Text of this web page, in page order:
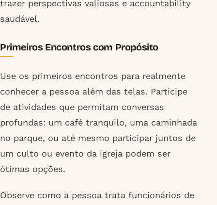
trazer perspectivas valiosas e accountability
saudável.
Primeiros Encontros com Propósito
Use os primeiros encontros para realmente
conhecer a pessoa além das telas. Participe
de atividades que permitam conversas
profundas: um café tranquilo, uma caminhada
no parque, ou até mesmo participar juntos de
um culto ou evento da igreja podem ser
ótimas opções.
Observe como a pessoa trata funcionários de